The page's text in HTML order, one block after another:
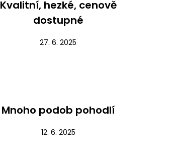
Kvalitní, hezké, cenově
dostupné
27. 6. 2025
Mnoho podob pohodlí
12. 6. 2025